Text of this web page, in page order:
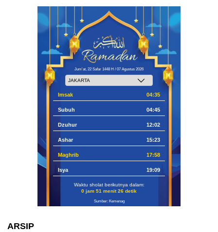
Jum'at, 22 Safar 1448 H / 07 Agustus 2026
Imsak 04:35
Subuh 04:45
Dzuhur 12:02
Ashar 15:23
Maghrib 17:58
Isya 19:09
Waktu sholat berikutnya dalam:
0 jam 51 menit 25 detik
Sumber: Kemenag
ARSIP